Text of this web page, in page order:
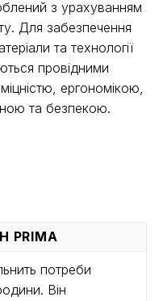
з урахуванням
Для забезпечення
та технології
провідними
ергономікою,
та безпекою.
PRIMA
потреби
Він